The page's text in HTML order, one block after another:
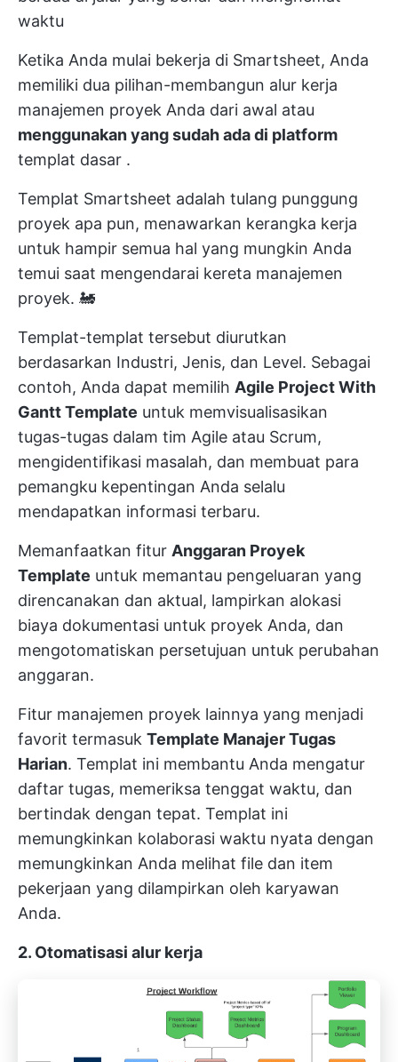
waktu
Ketika Anda mulai bekerja di Smartsheet, Anda
memiliki dua pilihan-membangun alur kerja
manajemen proyek Anda dari awal atau
menggunakan yang sudah ada di platform
templat dasar .
Templat Smartsheet adalah tulang punggung
proyek apa pun, menawarkan kerangka kerja
untuk hampir semua hal yang mungkin Anda
temui saat mengendarai kereta manajemen
proyek. 🚂
Templat-templat tersebut diurutkan
berdasarkan Industri, Jenis, dan Level. Sebagai
contoh, Anda dapat memilih Agile Project With
Gantt Template untuk memvisualisasikan
tugas-tugas dalam tim Agile atau Scrum,
mengidentifikasi masalah, dan membuat para
pemangku kepentingan Anda selalu
mendapatkan informasi terbaru.
Memanfaatkan fitur Anggaran Proyek
Template untuk memantau pengeluaran yang
direncanakan dan aktual, lampirkan alokasi
biaya dokumentasi untuk proyek Anda, dan
mengotomatiskan persetujuan untuk perubahan
anggaran.
Fitur manajemen proyek lainnya yang menjadi
favorit termasuk Template Manajer Tugas
Harian. Templat ini membantu Anda mengatur
daftar tugas, memeriksa tenggat waktu, dan
bertindak dengan tepat. Templat ini
memungkinkan kolaborasi waktu nyata dengan
memungkinkan Anda melihat file dan item
pekerjaan yang dilampirkan oleh karyawan
Anda.
2. Otomatisasi alur kerja